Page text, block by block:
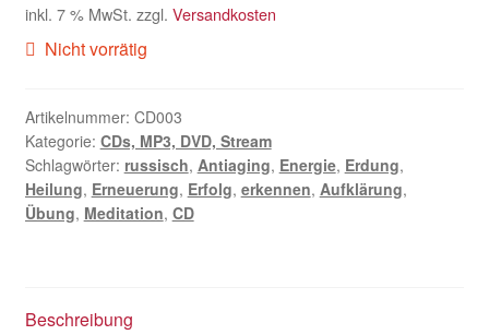
inkl. 7 % MwSt. zzgl. Versandkosten
Nicht vorrätig
Artikelnummer: CD003
Kategorie: CDs, MP3, DVD, Stream
Schlagwörter: russisch, Antiaging, Energie, Erdung,
Heilung, Erneuerung, Erfolg, erkennen, Aufklärung,
Übung, Meditation, CD
Beschreibung